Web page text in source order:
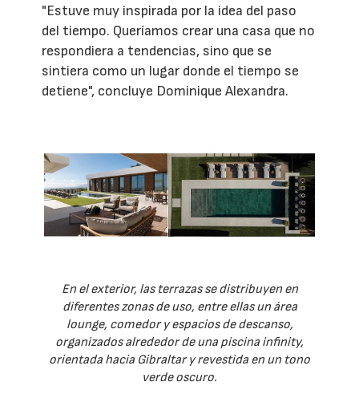
"Estuve muy inspirada por la idea del paso
del tiempo. Queríamos crear una casa que no
respondiera a tendencias, sino que se
sintiera como un lugar donde el tiempo se
detiene", concluye Dominique Alexandra.
En el exterior, las terrazas se distribuyen en
diferentes zonas de uso, entre ellas un área
lounge, comedor y espacios de descanso,
organizados alrededor de una piscina infinity,
orientada hacia Gibraltar y revestida en un tono
verde oscuro.